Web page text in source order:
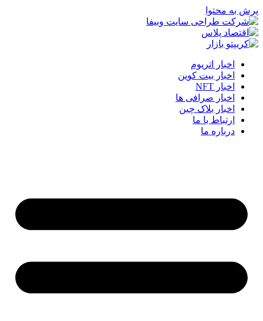
پرش به محتوا
اخبار اتریوم
اخبار بیت کوین
اخبار NFT
اخبار صرافی ها
اخبار بلاک چین
ارتباط با ما
درباره ما